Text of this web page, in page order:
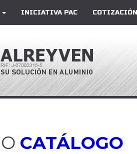
INICIATIVA PAC
CATÁLOGO